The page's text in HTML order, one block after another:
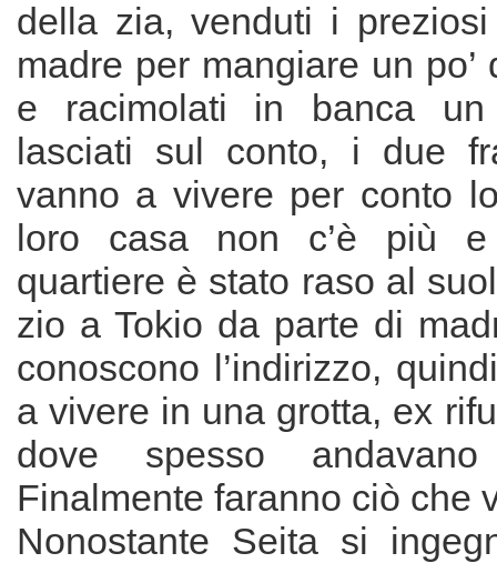
della zia, venduti i
madre per mangiare un po’
e racimolati in banca
lasciati sul conto, i due
vanno a vivere per conto
loro casa non c’è più
quartiere è stato raso al
zio a Tokio da parte di
conoscono l’indirizzo,
a vivere in una grotta, ex
dove spesso
Finalmente faranno ciò che
Nonostante Seita si